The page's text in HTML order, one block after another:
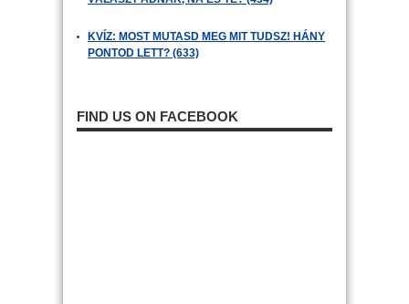
KVÍZ: MOST MUTASD MEG MIT TUDSZ! HÁNY
PONTOD LETT? (633)
FIND US ON FACEBOOK